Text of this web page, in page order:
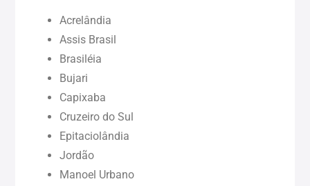
Paraíba (PB)
Acrelândia
Assis Brasil
Brasiléia
Bujari
Capixaba
Cruzeiro do Sul
Epitaciolândia
Jordão
Manoel Urbano